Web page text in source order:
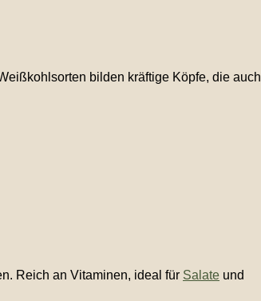
bilden kräftige Köpfe, die auch
Reich an Vitaminen, ideal für Salate und